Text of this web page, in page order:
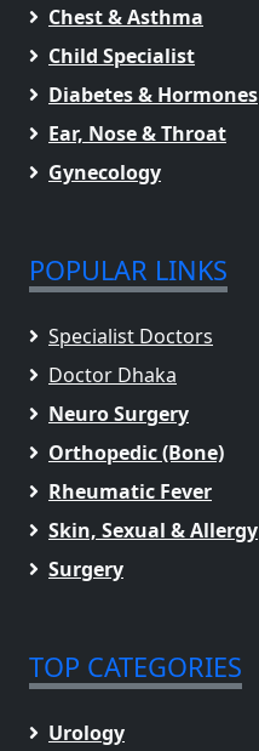
Chest & Asthma
Child Specialist
Diabetes & Hormones
Ear, Nose & Throat
Gynecology
POPULAR LINKS
Specialist Doctors
Doctor Dhaka
Neuro Surgery
Orthopedic (Bone)
Rheumatic Fever
Skin, Sexual & Allergy
Surgery
TOP CATEGORIES
Urology